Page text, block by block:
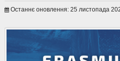
Останнє оновлення: 25 листопада